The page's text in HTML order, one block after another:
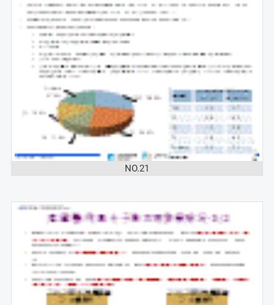
NO.21